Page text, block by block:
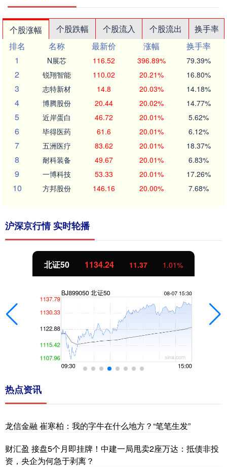
个股涨幅 个股跌幅 个股流入 个股流出
换手率
排名
名称 最新价 涨幅
换手率
1
N展芯 116.52 396.89% 79.39%
2 锐翔智能 110.02 20.21% 16.80%
3 志特新材 14.8 20.03% 14.18%
4 博腾股份 20.44 20.02% 14.77%
5 近岸蛋白 46.72 20.01% 5.62%
6 毕得医药 61.6 20.01% 6.12%
7 五洲医疗 83.62 20.01% 18.37%
8 耐科装备 49.67 20.01% 6.83%
9 一博科技 53.33 20.01% 17.26%
10 方邦股份 146.16 20.00% 7.68%
沪深京行情 实时轮播
北证50 1134.24 11.37 1.01%
热点资讯
龙信金融 崔寒柏：我的字牛在什么地方？“笔笔生发”
财汇盈 接盘5个月即挂牌！中建一局甩卖2座万达：抵债非投
资，央企为何急于剥离？